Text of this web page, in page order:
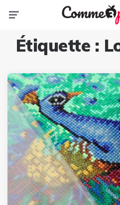
Étiquette :